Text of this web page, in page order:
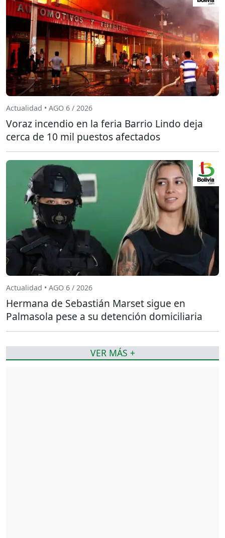
Actualidad • AGO 6 / 2026
Voraz incendio en la feria Barrio Lindo deja
cerca de 10 mil puestos afectados
Actualidad • AGO 6 / 2026
Hermana de Sebastián Marset sigue en
Palmasola pese a su detención domiciliaria
VER MÁS +